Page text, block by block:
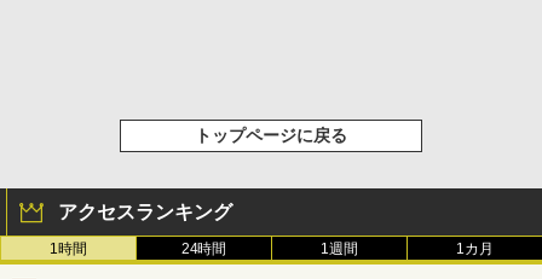
トップページに戻る
アクセスランキング
1時間 24時間 1週間 1カ月